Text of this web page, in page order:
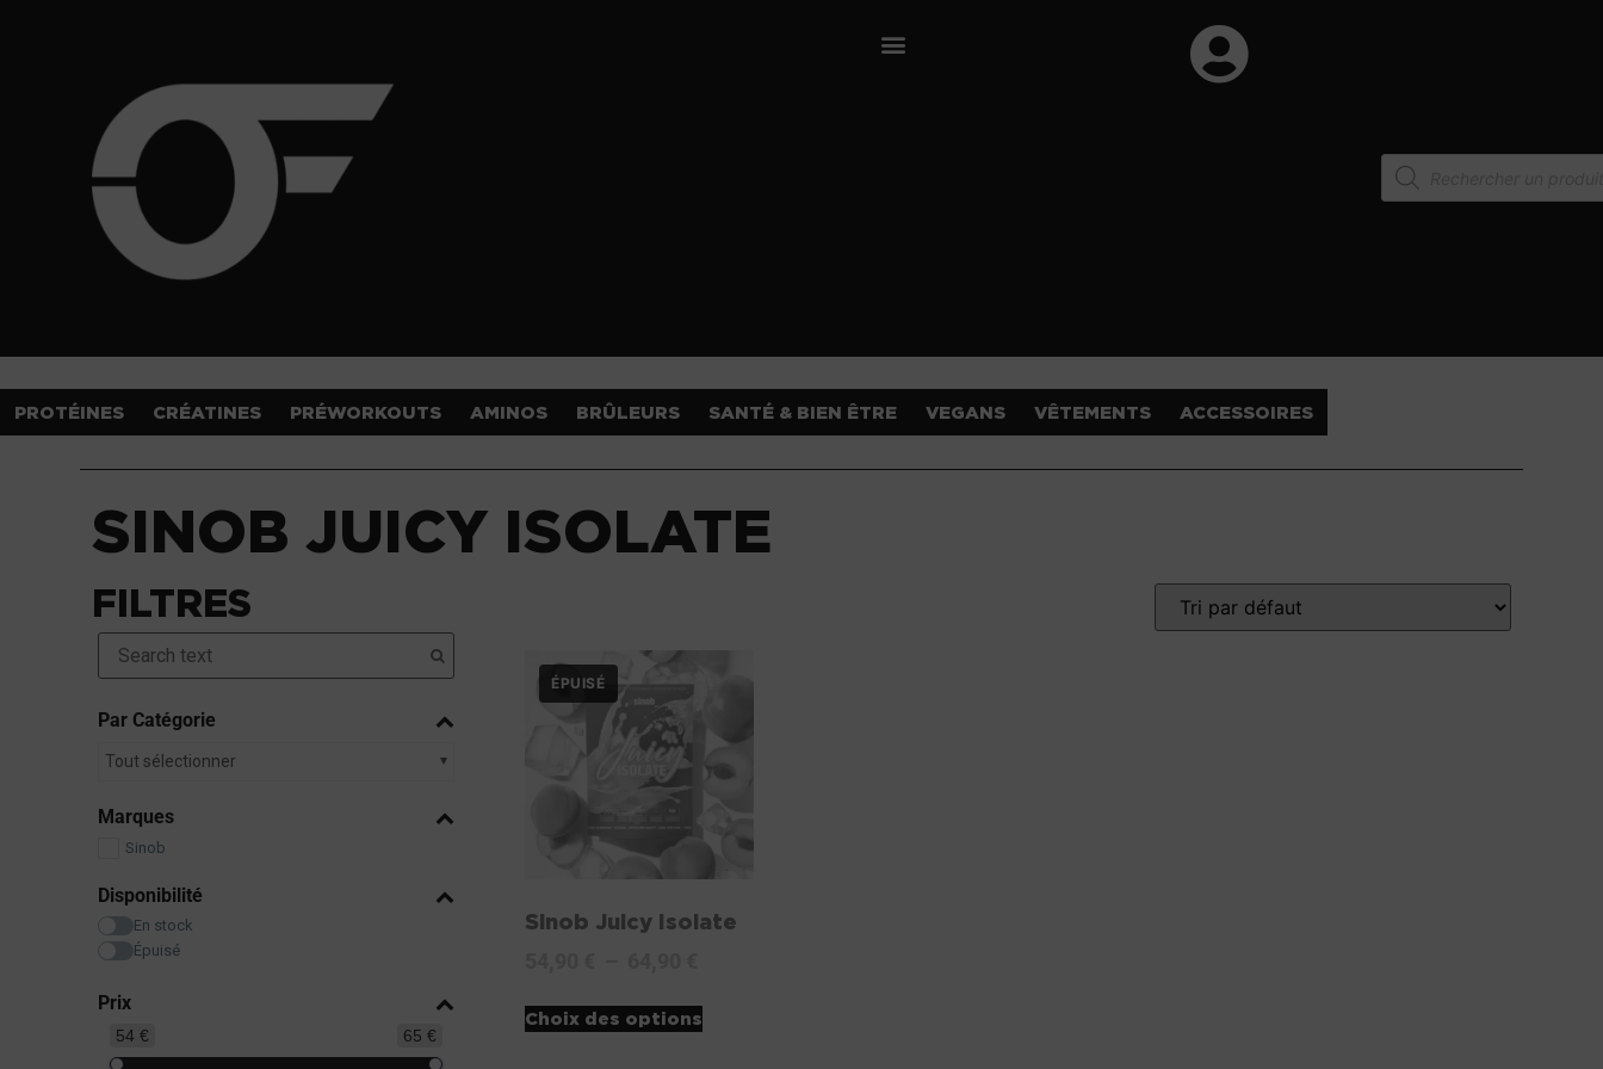
PROTÉINES CRÉATINES PRÉWORKOUTS AMINOS BRÛLEURS SANTÉ & BIEN ÊTRE VEGANS VÊTEMENTS ACCESSOIRES
SINOB JUICY ISOLATE
FILTRES
Par Catégorie
Tout sélectionner
Marques
Sinob
Disponibilité
En stock
Épuisé
Prix
54 € 65 €
Sinob Juicy Isolate
Choix des options